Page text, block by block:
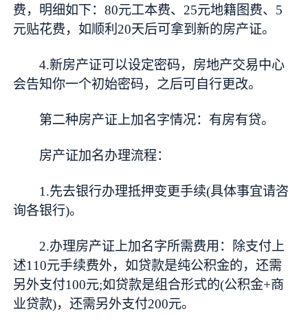
费，明细如下：80元工本费、25元地籍图费、5
元贴花费，如顺利20天后可拿到新的房产证。
4.新房产证可以设定密码，房地产交易中心
会告知你一个初始密码，之后可自行更改。
第二种房产证上加名字情况：有房有贷。
房产证加名办理流程：
1.先去银行办理抵押变更手续(具体事宜请咨
询各银行)。
2.办理房产证上加名字所需费用：除支付上
述110元手续费外，如贷款是纯公积金的，还需
另外支付100元;如贷款是组合形式的(公积金+商
业贷款)，还需另外支付200元。